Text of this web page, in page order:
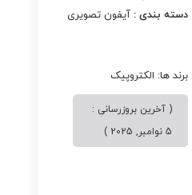
دسته بندی :آیفون تصویری
برند ها: الکتروپیک
( آخرین بروزرسانی :
5 نوامبر, 2025 )